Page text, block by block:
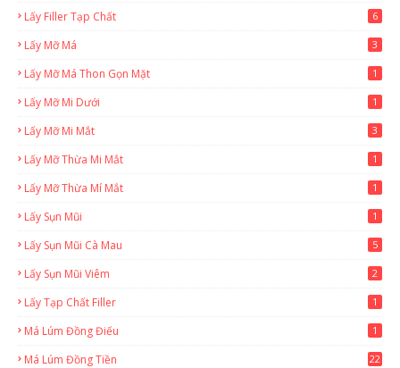
Lấy Filler Tạp Chất 6
Lấy Mỡ Má 3
Lấy Mỡ Má Thon Gọn Mặt 1
Lấy Mỡ Mi Dưới 1
Lấy Mỡ Mi Mắt 3
Lấy Mỡ Thừa Mi Mắt 1
Lấy Mỡ Thừa Mí Mắt 1
Lấy Sụn Mũi 1
Lấy Sụn Mũi Cà Mau 5
Lấy Sụn Mũi Viêm 2
Lấy Tạp Chất Filler 1
Má Lúm Đồng Điếu 1
Má Lúm Đồng Tiền 22